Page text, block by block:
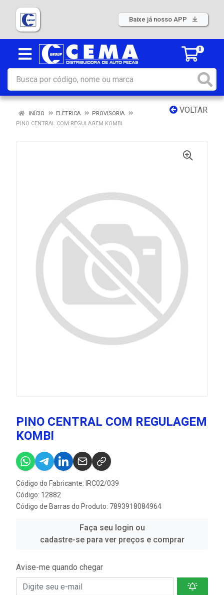
Baixe já nosso APP
0
VOLTAR
INÍCIO ELETRICA
PROVISORIA
PINO CENTRAL COM REGULAGEM KOMBI
PINO CENTRAL COM REGULAGEM
KOMBI
Código do Fabricante: IRC02/039
Código: 12882
Código de Barras do Produto: 7893918084964
Faça seu login ou
cadastre-se para ver preços e comprar
Avise-me quando chegar